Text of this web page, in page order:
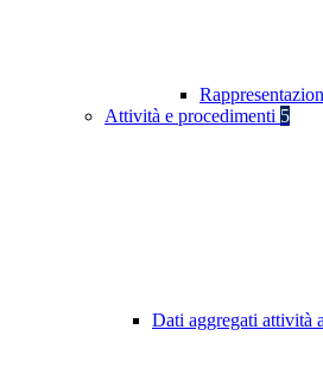
Attività e procedimenti 5
Dati aggregati attività